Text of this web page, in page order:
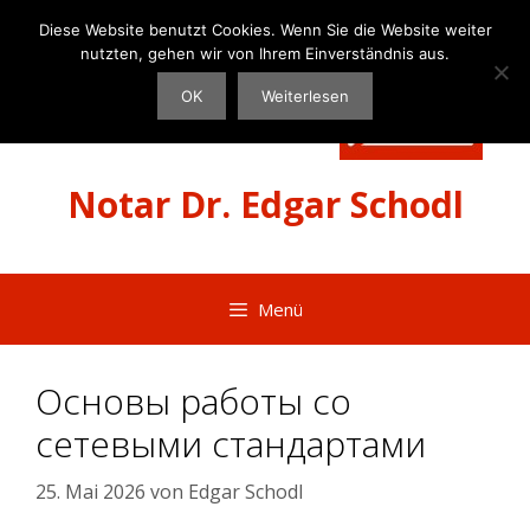
Inhalt
Notar Dr. Edgar Schodl
Menü
Основы работы со
сетевыми стандартами
25. Mai 2026 von Edgar Schodl
Diese Website benutzt Cookies. Wenn Sie die Website weiter
nutzten, gehen wir von Ihrem Einverständnis aus.
OK Weiterlesen